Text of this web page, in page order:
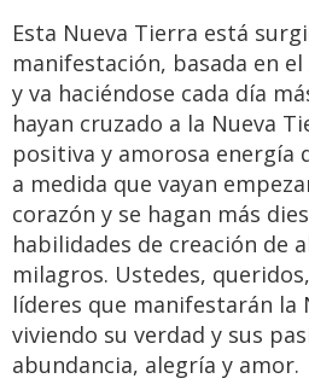
Esta Nueva Tierra está
manifestación, basada en
y va haciéndose cada día
hayan cruzado a la Nueva
positiva y amorosa energía
a medida que vayan
corazón y se hagan más
habilidades de creación de
milagros. Ustedes,
líderes que manifestarán la
viviendo su verdad y sus
abundancia, alegría y amor.